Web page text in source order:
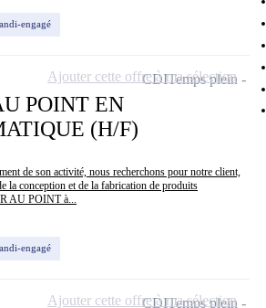
engagé
POINT EN
(H/F)
de son activité, nous recherchons pour notre client,
la conception et de la fabrication de produits
AU POINT à...
engagé
CDITemps plein
Ajouter cette offre à ma sélection
CDITemps plein
Ajouter cette offre à ma sélection